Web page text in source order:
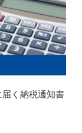
く納税通知書